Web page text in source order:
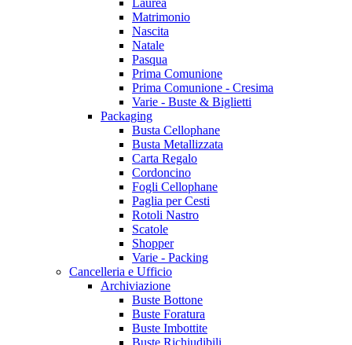
Laurea
Matrimonio
Nascita
Natale
Pasqua
Prima Comunione
Prima Comunione - Cresima
Varie - Buste & Biglietti
Packaging
Busta Cellophane
Busta Metallizzata
Carta Regalo
Cordoncino
Fogli Cellophane
Paglia per Cesti
Rotoli Nastro
Scatole
Shopper
Varie - Packing
Cancelleria e Ufficio
Archiviazione
Buste Bottone
Buste Foratura
Buste Imbottite
Buste Richiudibili